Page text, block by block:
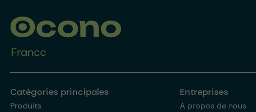
Catégories principales
Produits
Entreprises
À propos de nous